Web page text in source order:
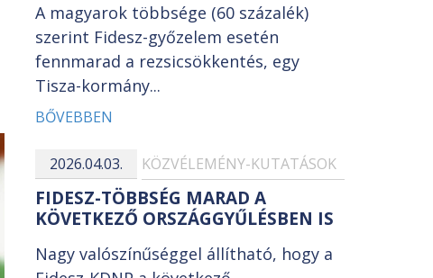
A magyarok többsége (60 százalék)
szerint Fidesz-győzelem esetén
fennmarad a rezsicsökkentés, egy
Tisza-kormány...
BŐVEBBEN
2026.04.03. KÖZVÉLEMÉNY-KUTATÁSOK
FIDESZ-TÖBBSÉG MARAD A
KÖVETKEZŐ ORSZÁGGYŰLÉSBEN IS
Nagy valószínűséggel állítható, hogy a